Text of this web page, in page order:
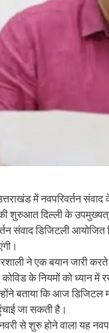
में नवपरिवर्तन
शुरुआत दिल्ली के
संवाद डिजिटली
ने एक बयान जारी
कोविड के नियमों को
बताया कि आज
जा सकती है।
से शुरु होने वाला यह